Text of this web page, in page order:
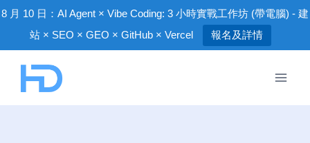
8 月 10 日：AI Agent × Vibe Coding: 3 小時實戰工作坊 (帶電腦) - 建
站 × SEO × GEO × GitHub × Vercel
報名及詳情
content